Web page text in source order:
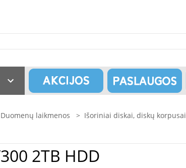
Duomenų laikmenos > Išoriniai diskai, diskų korpusai
HV300 2TB HDD